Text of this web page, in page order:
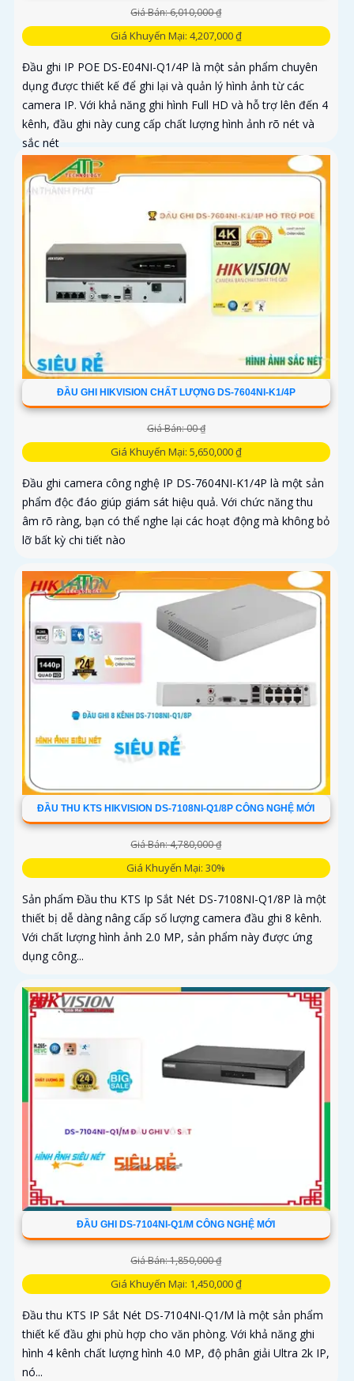
Giá Bán: 6,010,000 ₫
Giá Khuyến Mại: 4,207,000 ₫
Đầu ghi IP POE DS-E04NI-Q1/4P là một sản phẩm chuyên
dụng được thiết kế để ghi lại và quản lý hình ảnh từ các
camera IP. Với khả năng ghi hình Full HD và hỗ trợ lên đến 4
kênh, đầu ghi này cung cấp chất lượng hình ảnh rõ nét và
sắc nét
ĐẦU GHI HIKVISION CHẤT LƯỢNG DS-7604NI-K1/4P
Giá Bán: 00 ₫
Giá Khuyến Mại: 5,650,000 ₫
Đầu ghi camera công nghệ IP DS-7604NI-K1/4P là một sản
phẩm độc đáo giúp giám sát hiệu quả. Với chức năng thu
âm rõ ràng, bạn có thể nghe lại các hoạt động mà không bỏ
lỡ bất kỳ chi tiết nào
ĐẦU THU KTS HIKVISION DS-7108NI-Q1/8P CÔNG NGHỆ MỚI
Giá Bán: 4,780,000 ₫
Giá Khuyến Mại: 30%
Sản phẩm Đầu thu KTS Ip Sắt Nét DS-7108NI-Q1/8P là một
thiết bị dễ dàng nâng cấp số lượng camera đầu ghi 8 kênh.
Với chất lượng hình ảnh 2.0 MP, sản phẩm này được ứng
dụng công...
ĐẦU GHI DS-7104NI-Q1/M CÔNG NGHỆ MỚI
Giá Bán: 1,850,000 ₫
Giá Khuyến Mại: 1,450,000 ₫
Đầu thu KTS IP Sắt Nét DS-7104NI-Q1/M là một sản phẩm
thiết kế đầu ghi phù hợp cho văn phòng. Với khả năng ghi
hình 4 kênh chất lượng hình 4.0 MP, độ phân giải Ultra 2k IP,
nó...